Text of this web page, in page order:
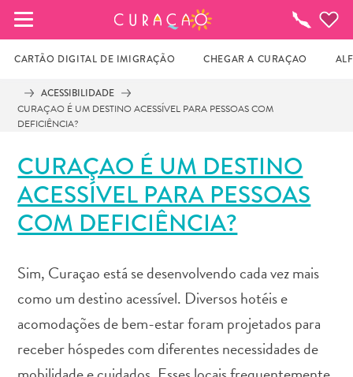
O
que
fazer
ACESSIBILIDADE
CURAÇAO É UM DESTINO ACESSÍVEL PARA PESSOAS COM
DEFICIÊNCIA?
CARTÃO DIGITAL DE IMIGRAÇÃO CHEGAR A CURAÇAO
CURAÇAO É UM DESTINO
ACESSÍVEL PARA PESSOAS
COM DEFICIÊNCIA?
Sim, Curaçao está se desenvolvendo cada vez mais
como um destino acessível. Diversos hotéis e
acomodações de bem-estar foram projetados para
receber hóspedes com diferentes necessidades de
MEUS FAVORITOS
Sempre que você quiser salvar algo para mais tarde,
certifique-se de clicar no